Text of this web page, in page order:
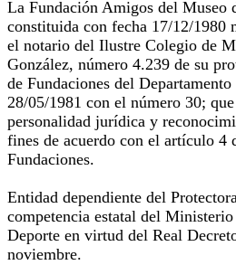
La Fundación Amigos del Museo
constituida con fecha 17/12/1980
el notario del Ilustre Colegio de
González, número 4.239 de su
de Fundaciones del
28/05/1981 con el número 30;
personalidad jurídica y
fines de acuerdo con el artículo 4
Fundaciones.
Entidad dependiente del
competencia estatal del
Deporte en virtud del Real
noviembre.